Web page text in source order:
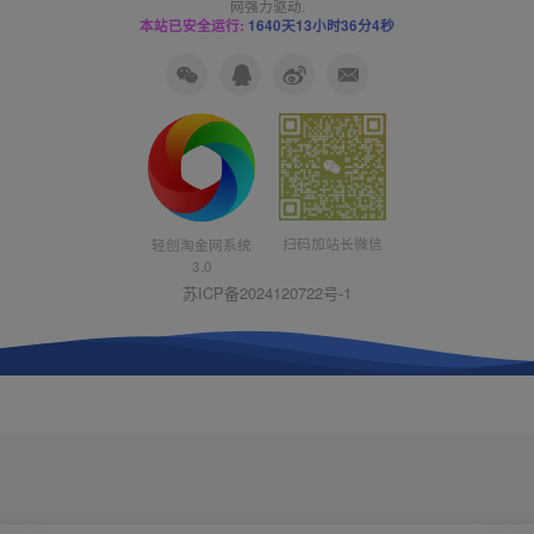
网强力驱动.
本站已安全运行: 1640天13小时36分5秒
轻创淘金网系统
3.0
扫码加站长微信
苏ICP备2024120722号-1